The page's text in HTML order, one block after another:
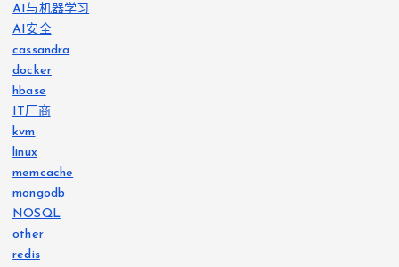
AI与机器学习
AI安全
cassandra
docker
hbase
IT厂商
kvm
linux
memcache
mongodb
NOSQL
other
redis